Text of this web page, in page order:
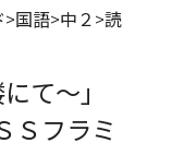
国語>中２>読
て～」
Ｓフラミ